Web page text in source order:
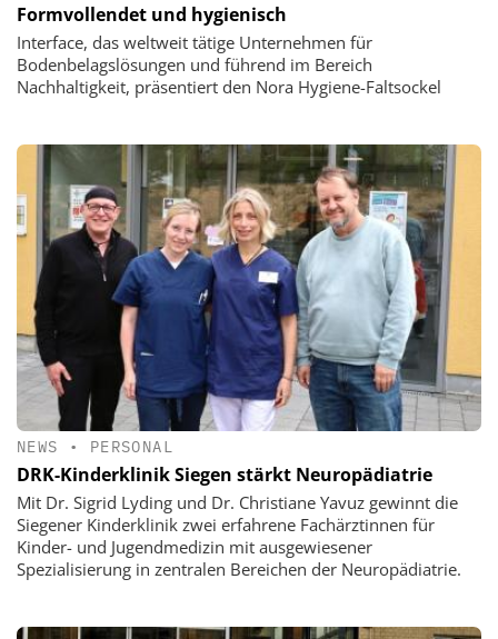
Formvollendet und hygienisch
Interface, das weltweit tätige Unternehmen für
Bodenbelagslösungen und führend im Bereich
Nachhaltigkeit, präsentiert den Nora Hygiene-Faltsockel
NEWS • PERSONAL
DRK-Kinderklinik Siegen stärkt Neuropädiatrie
Mit Dr. Sigrid Lyding und Dr. Christiane Yavuz gewinnt die
Siegener Kinderklinik zwei erfahrene Fachärztinnen für
Kinder- und Jugendmedizin mit ausgewiesener
Spezialisierung in zentralen Bereichen der Neuropädiatrie.